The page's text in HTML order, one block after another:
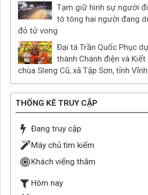
Tạm giữ hình sự người
tô tông hai người đang
đỏ tử vong
Đại tá Trần Quốc Phục
thành Chánh điện và
chùa Sleng Cũ, xã Tập Sơn, tỉnh
THỐNG KÊ TRUY CẬP
Đang truy cập
Máy chủ tìm kiếm
Khách viếng thăm
Hôm nay